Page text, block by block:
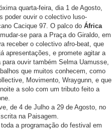
quarta-feira, dia 1 de Agosto,
poder ouvir o colectivo luso-
Cacique 97. O palco do África
se para a Praça do Giraldo, em
receber o colectivo afro-beat, que
apresentações, e promete agitar a
para ouvir também Selma Uamusse,
que muitos conhecem, como
Movimento, Wraygunn, e que
a solo com um tributo feito a
de 4 de Julho a 29 de Agosto, no
na Paisagem.
a programação do festival em